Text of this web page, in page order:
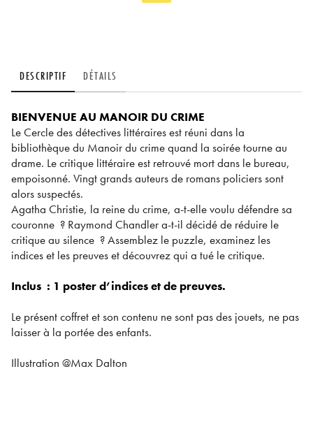
DESCRIPTIF DÉTAILS
BIENVENUE AU MANOIR DU CRIME
Le Cercle des détectives littéraires est réuni dans la
bibliothèque du Manoir du crime quand la soirée tourne au
drame. Le critique littéraire est retrouvé mort dans le bureau,
empoisonné. Vingt grands auteurs de romans policiers sont
alors suspectés.
Agatha Christie, la reine du crime, a-t-elle voulu défendre sa
couronne ? Raymond Chandler a-t-il décidé de réduire le
critique au silence ? Assemblez le puzzle, examinez les
indices et les preuves et découvrez qui a tué le critique.
Inclus : 1 poster d’indices et de preuves.
Le présent coffret et son contenu ne sont pas des jouets, ne pas
laisser à la portée des enfants.
Illustration @Max Dalton